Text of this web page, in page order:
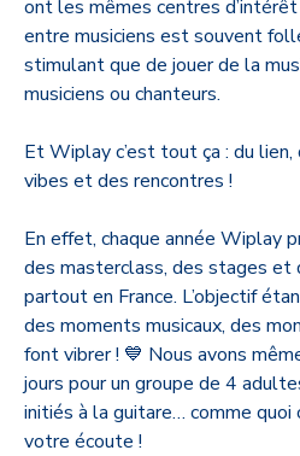
ont les mêmes centres d’intérêt
entre musiciens est souvent
stimulant que de jouer de la
musiciens ou chanteurs.
Et Wiplay c’est tout ça : du
vibes et des rencontres !
En effet, chaque année Wiplay
des masterclass, des stages et
partout en France. L’objectif
des moments musicaux, des
font vibrer ! 💙 Nous avons
jours pour un groupe de 4
initiés à la guitare… comme
votre écoute !